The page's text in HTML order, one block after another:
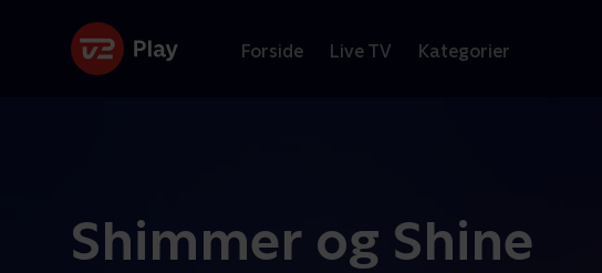
Forside Live TV Kategorier
Shimmer og Shine